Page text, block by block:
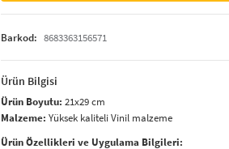
Barkod: 8683363156571
Ürün Bilgisi
Ürün Boyutu: 21x29 cm
Malzeme: Yüksek kaliteli Vinil malzeme
Ürün Özellikleri ve Uygulama Bilgileri: